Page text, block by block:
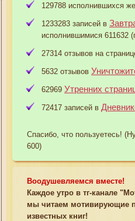
129788 исполнившихся
1233283 записей в
исполнившимися 611632
27314 отзывов на
5632 отзывов
62969 Утренних
72417 записей в
Спасибо, что пользуетесь!
600)
Воодушевляемся вместе!
Каждое утро в тг-канале
мы читаем мотивирующие
известных книг!